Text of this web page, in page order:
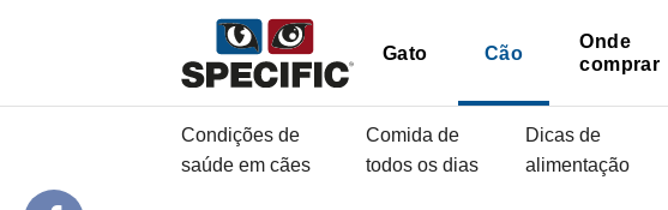
Gato Cão
Onde
comprar
Condições de
saúde em cães
Comida de
todos os dias
Dicas de
alimentação